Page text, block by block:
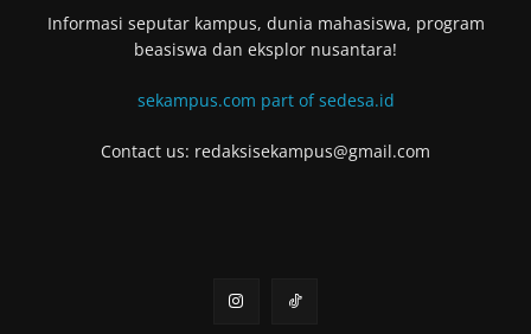
Informasi seputar kampus, dunia mahasiswa, program
beasiswa dan eksplor nusantara!
sekampus.com part of sedesa.id
Contact us: redaksisekampus@gmail.com